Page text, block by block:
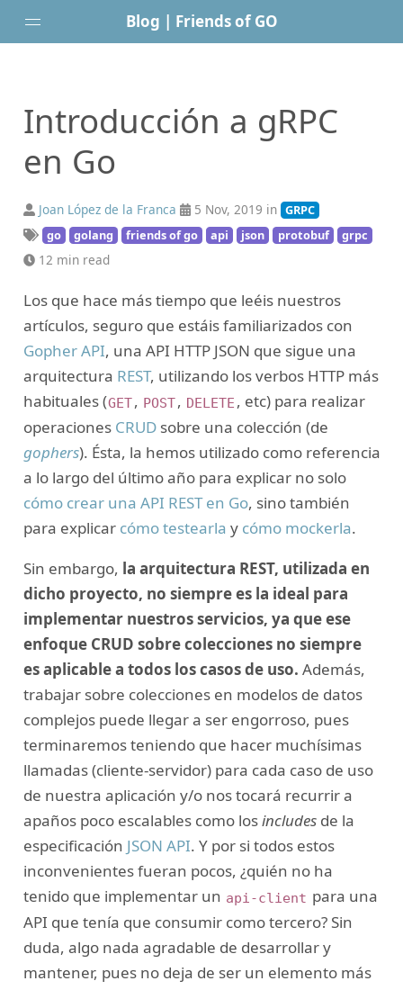
Blog | Friends of GO
Web
Introducción a gRPC
en Go
Joan López de la Franca 5 Nov, 2019 in GRPC
go
golang friends of go api json protobuf grpc
12 min read
Los que hace más tiempo que leéis nuestros
artículos, seguro que estáis familiarizados con
Gopher API, una API HTTP JSON que sigue una
arquitectura REST, utilizando los verbos HTTP más
habituales (GET, POST, DELETE , etc) para realizar
operaciones CRUDsobre una colección (de
gophers). Ésta, la hemos utilizado como referencia
a lo largo del último año para explicar no solo
cómo crear una API REST en Go, sino también
para explicar cómo testearla y cómo mockerla.
Sin embargo, la arquitectura REST, utilizada en
dicho proyecto, no siempre es la ideal para
implementar nuestros servicios, ya que ese
enfoque CRUD sobre colecciones no siempre
es aplicable a todos los casos de uso. Además,
trabajar sobre colecciones en modelos de datos
complejos puede llegar a ser engorroso, pues
terminaremos teniendo que hacer muchísimas
llamadas (cliente-servidor) para cada caso de uso
de nuestra aplicación y/o nos tocará recurrir a
apaños poco escalables como losincludesde la
especificación JSON API. Y por si todos estos
inconvenientes fueran pocos, ¿quién no ha
tenido que implementar un api-client para una
API que tenía que consumir como tercero? Sin
duda, algo nada agradable de desarrollar y
mantener, pues no deja de ser un elemento más